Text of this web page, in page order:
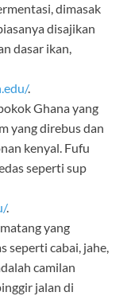
dimasak
disajikan
dasar ikan,
.
Ghana yang
yang direbus dan
kenyal. Fufu
seperti sup
.
yang
seperti cabai, jahe,
camilan
jalan di